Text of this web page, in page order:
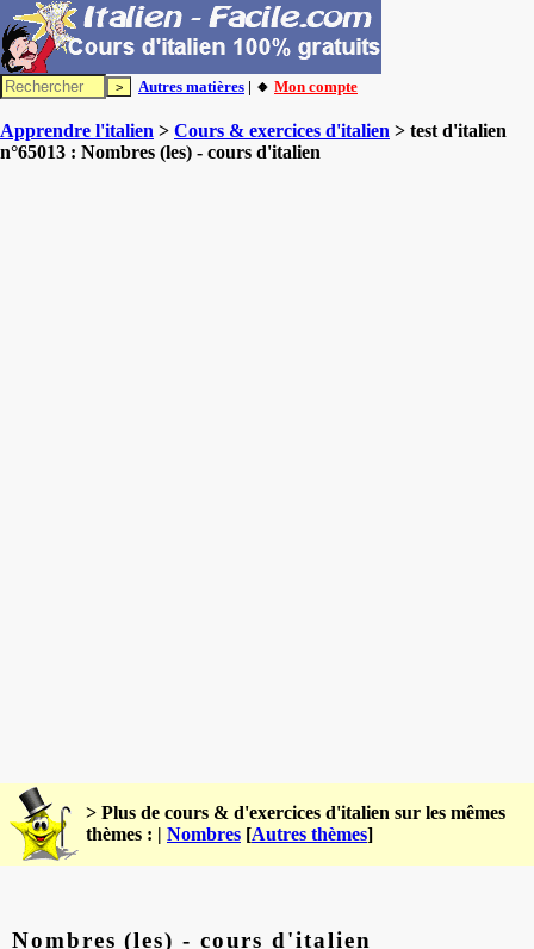
Autres matières | 🔸 Mon compte
Apprendre l'italien > Cours & exercices d'italien > test d'italien
n°65013 : Nombres (les) - cours d'italien
> Plus de cours & d'exercices d'italien sur les mêmes
thèmes : | Nombres [Autres thèmes]
Nombres (les) - cours d'italien